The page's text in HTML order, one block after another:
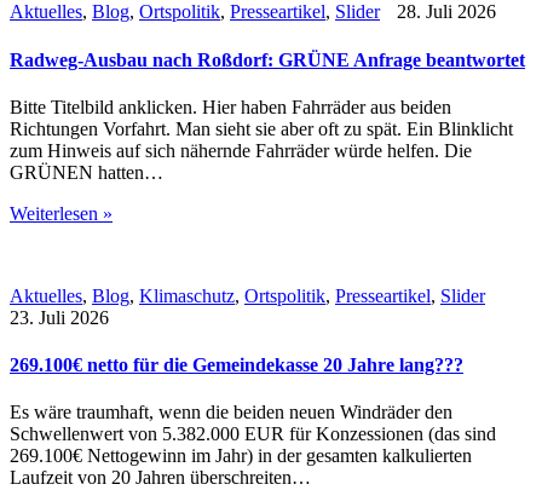
Aktuelles, Blog, Ortspolitik, Presseartikel, Slider 28. Juli 2026
Radweg-Ausbau nach Roßdorf: GRÜNE Anfrage beantwortet
Bitte Titelbild anklicken. Hier haben Fahrräder aus beiden
Richtungen Vorfahrt. Man sieht sie aber oft zu spät. Ein Blinklicht
zum Hinweis auf sich nähernde Fahrräder würde helfen. Die
GRÜNEN hatten…
Weiterlesen »
Aktuelles, Blog, Klimaschutz, Ortspolitik, Presseartikel, Slider
23. Juli 2026
269.100€ netto für die Gemeindekasse 20 Jahre lang???
Es wäre traumhaft, wenn die beiden neuen Windräder den
Schwellenwert von 5.382.000 EUR für Konzessionen (das sind
269.100€ Nettogewinn im Jahr) in der gesamten kalkulierten
Laufzeit von 20 Jahren überschreiten…